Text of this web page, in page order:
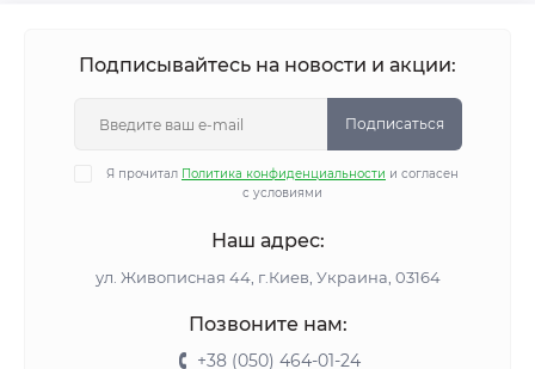
Подписывайтесь на новости и акции:
Подписаться
Я прочитал Политика конфиденциальности и согласен
с условиями
Наш адрес:
ул. Живописная 44, г.Киев, Украина, 03164
Позвоните нам:
+38 (050) 464-01-24